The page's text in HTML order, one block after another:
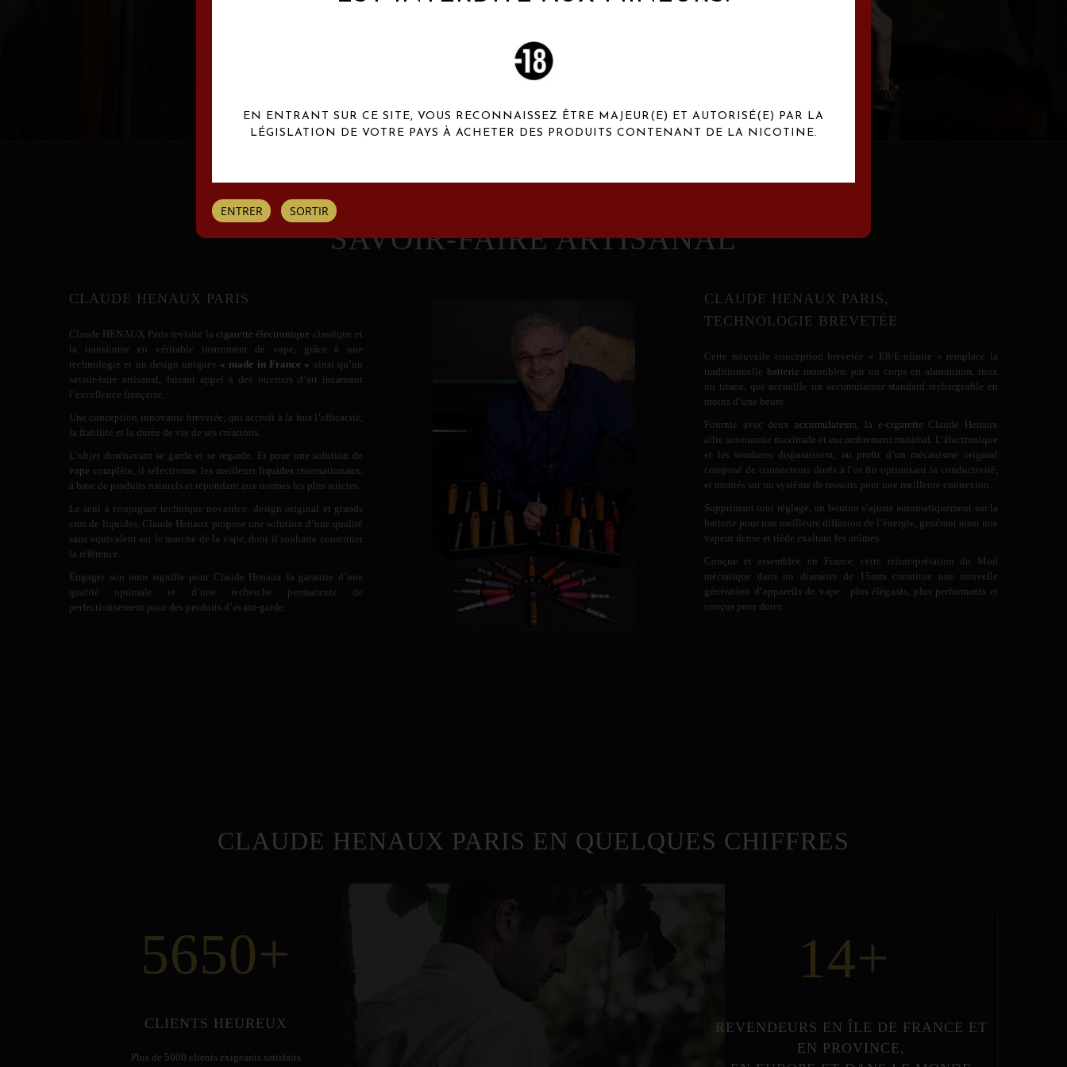
SAVOIR-FAIRE ARTISANAL
CLAUDE HENAUX PARIS
Claude HENAUX Paris revisite la cigarette électronique classique et
la transforme en véritable instrument de vape, grâce à une
technologie et un design uniques « made in France » ainsi qu’un
savoir-faire artisanal, faisant appel à des ouvriers d’art incarnant
l’excellence française.
Une conception innovante brevetée, qui accroît à la fois l’efficacité,
la fiabilité et la durée de vie de ses créations.
L’objet dorénavant se garde et se regarde. Et pour une solution de
vape complète, il sélectionne les meilleurs liquidesinternationaux,
à base de produits naturels et répondant aux normes les plus strictes.
Le seul à conjuguer technique novatrice, design original et grands
crus de liquides, Claude Henaux propose une solution d’une qualité
sans équivalent sur le marché de la vape, dont il souhaite constituer
la référence.
Engager son nom signifie pour Claude Henaux la garantie d’une
qualité optimale et d’une recherche permanente de
perfectionnement pour des produits d’avant-garde.
CLAUDE HENAUX PARIS,
TECHNOLOGIE BREVETÉE
Cette nouvelle conception brevetée « E8/E-nfinite » remplace la
traditionnelle batterie monobloc par un corps en aluminium, inox
ou titane, qui accueille un accumulateur standard rechargeable en
moins d’une heure.
Fournie avec deux accumulateurs , la e-cigarette Claude Henaux
allie autonomie maximale et encombrement minimal. L’électronique
et les soudures disparaissent, au profit d’un mécanisme original
composé de connecteurs dorés à l’or fin optimisant la conductivité,
et montés sur un système de ressorts pour une meilleure connexion.
Supprimant tout réglage, un bouton s’ajuste automatiquement sur la
batterie pour une meilleure diffusion de l’énergie, générant ainsi une
vapeur dense et tiède exaltant les arômes.
Conçue et assemblée en France, cette réinterprétation du Mod
mécanique dans un diamètre de 15mm constitue une nouvelle
génération d’appareils de vape : plus élégants, plus performants et
conçus pour durer.
CLAUDE HENAUX PARIS EN QUELQUES CHIFFRES
5650+
CLIENTS HEUREUX
Plus de 5000 clients exigeants satisfaits
14+
REVENDEURS EN ÎLE DE FRANCE ET
EN PROVINCE,
EN ENTRANT SUR CE SITE, VOUS RECONNAISSEZ ÊTRE MAJEUR(E) ET AUTORISÉ(E) PAR LA
LÉGISLATION DE VOTRE PAYS À ACHETER DES PRODUITS CONTENANT DE LA NICOTINE.
ENTRER SORTIR